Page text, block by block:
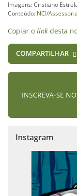
Imagens: Cristiano
Conteúdo: NCI/
Copiar o link desta
COMPARTILHAR
INSCREVA-SE
Instagram